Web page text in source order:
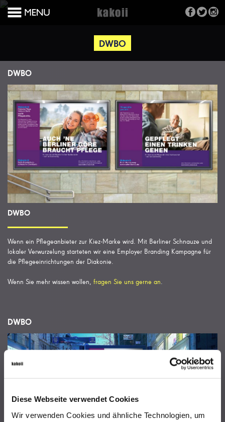
Diese Webseite verwendet Cookies
Wir verwenden Cookies und ähnliche Technologien, um
DWBO
DWBO
DWBO
Wenn ein Pflegeanbieter zur Kiez-Marke wird. Mit Berliner Schnauze und
lokaler Verwurzelung starteten wir eine Employer Branding Kampagne für
die Pflegeeinrichtungen der Diakonie.
Wenn Sie mehr wissen wollen, fragen Sie uns gerne an.
DWBO